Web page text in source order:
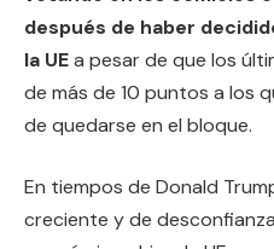
después de haber
la UEa pesar de que los
de más de 10 puntos a los
de quedarse en el bloque.
En tiempos de Donald
creciente y de